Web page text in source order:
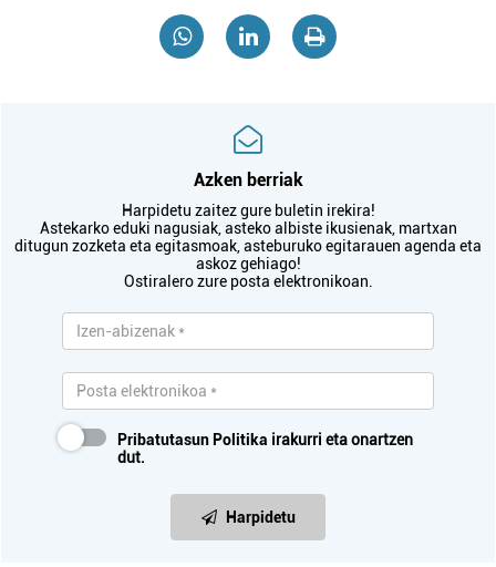
Azken berriak
Harpidetu zaitez gure buletin irekira!
Astekarko eduki nagusiak, asteko albiste ikusienak, martxan
ditugun zozketa eta egitasmoak, asteburuko egitarauen agenda eta
askoz gehiago!
Ostiralero zure posta elektronikoan.
Pribatutasun Politika irakurri eta onartzen
dut.
Harpidetu